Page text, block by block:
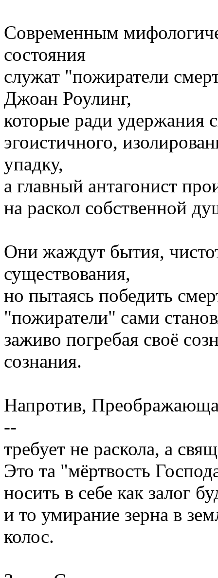
Современным
состояния
служат "пожиратели
Джоан Роулинг,
которые ради удержания
эгоистичного,
упадку,
а главный антагонист
на раскол собственной
Они жаждут бытия,
существования,
но пытаясь победить
"пожиратели" сами
заживо погребая своё
сознания.
Напротив,
--
требует не раскола, а
Это та "мёртвость
носить в себе как залог
и то умирание зерна в
колос.